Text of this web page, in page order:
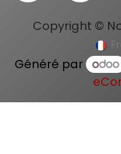
Copyright ©
Généré par